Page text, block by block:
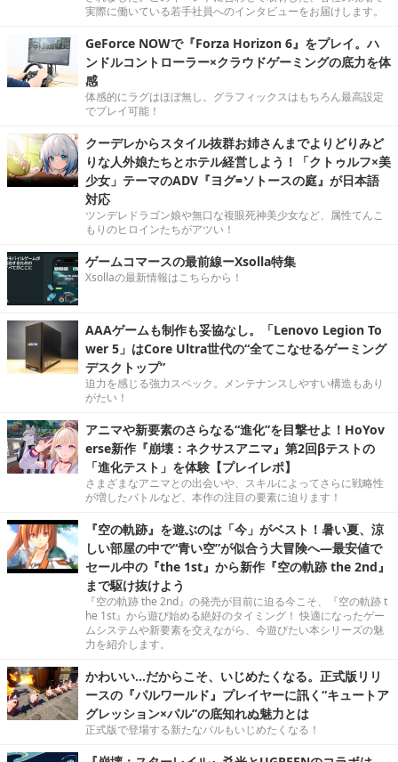
実際に働いている若手社員へのインタビューをお届けします。
GeForce NOWで『Forza Horizon 6』をプレイ。ハ
ンドルコントローラー×クラウドゲーミングの底力を体
感
体感的にラグはほぼ無し。グラフィックスはもちろん最高設定
でプレイ可能！
クーデレからスタイル抜群お姉さんまでよりどりみど
りな人外娘たちとホテル経営しよう！「クトゥルフ×美
少女」テーマのADV『ヨグ=ソトースの庭』が日本語
対応
ツンデレドラゴン娘や無口な複眼死神美少女など、属性てんこ
もりのヒロインたちがアツい！
ゲームコマースの最前線ーXsolla特集
Xsollaの最新情報はこちらから！
AAAゲームも制作も妥協なし。「Lenovo Legion To
wer 5」はCore Ultra世代の“全てこなせるゲーミング
デスクトップ”
迫力を感じる強力スペック。メンテナンスしやすい構造もあり
がたい！
アニマや新要素のさらなる“進化”を目撃せよ！HoYov
erse新作『崩壊：ネクサスアニマ』第2回βテストの
「進化テスト」を体験【プレイレポ】
さまざまなアニマとの出会いや、スキルによってさらに戦略性
が増したバトルなど、本作の注目の要素に迫ります！
『空の軌跡』を遊ぶのは「今」がベスト！暑い夏、涼
しい部屋の中で“青い空”が似合う大冒険へ―最安値で
セール中の『the 1st』から新作『空の軌跡 the 2nd』
まで駆け抜けよう
『空の軌跡 the 2nd』の発売が目前に迫る今こそ、『空の軌跡 t
he 1st』から遊び始める絶好のタイミング！ 快適になったゲー
ムシステムや新要素を交えながら、今遊びたい本シリーズの魅
力を紹介します。
かわいい…だからこそ、いじめたくなる。正式版リリ
ースの『パルワールド』プレイヤーに訊く“キュートア
グレッション×パル”の底知れぬ魅力とは
正式版で登場する新たなパルもいじめたくなる！